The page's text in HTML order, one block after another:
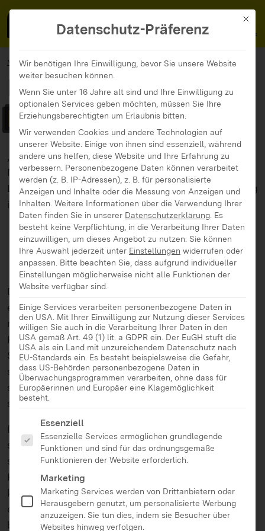
MENÜ
MedienFokus BW ... Materialien Durchs Jahr mit klicksafe
Durchs Jahr mit
klicksafe
„Durchs Jahr mit klicksafe – 12 Einheiten
Medienpädagogik für die Grundschule” bietet einen
Leitfaden, den Sie bereits in die Schuljahresplanung
integrieren können.
Die Einheiten sowie 4 Zusatzprojekte ermöglichen
eine altersgerechte Gestaltung des
medienpädagogischen Unterrichts für die
Klassenstufe 2 bis 6. Ziel der 12 Einheiten ist es, die
Schüler*innen ab der Grundschule für die Risiken
sowie Möglichkeiten in ihrer Nutzung zu
sensibilisieren, damit sie selbstbestimmter und
sicherer im Internet agieren können.
Damit Sie Ihren Unterricht effizient planen können,
sind alle Einheiten klar strukturiert und können
schnell umgesetzt werden. Entstanden ist das
Konzept aus der Zusammenarbeit mit dem
klicksafe Children’s Panel. Das Children’s Panel ist
eine Fokusgruppe aus Schüler*innen im Alter von 7
bis 11 Jahren.
Mit
Datenschutz-Präferenz
Wir benötigen Ihre Einwilligung, bevor Sie unsere Website
weiter besuchen können.
Wenn Sie unter 16 Jahre alt sind und Ihre Einwilligung zu
optionalen Services geben möchten, müssen Sie Ihre
Erziehungsberechtigten um Erlaubnis bitten.
Wir verwenden Cookies und andere Technologien auf
unserer Website. Einige von ihnen sind essenziell, während
andere uns helfen, diese Website und Ihre Erfahrung zu
verbessern. Personenbezogene Daten können verarbeitet
werden (z. B. IP-Adressen), z. B. für personalisierte
Anzeigen und Inhalte oder die Messung von Anzeigen und
Inhalten. Weitere Informationen über die Verwendung Ihrer
Daten finden Sie in unserer Datenschutzerklärung Es
besteht keine Verpflichtung, in die Verarbeitung Ihrer Daten
einzuwilligen, um dieses Angebot zu nutzen. Sie können
Ihre Auswahl jederzeit unter Einstellungen widerrufen oder
anpassen. Bitte beachten Sie, dass aufgrund individueller
Einstellungen möglicherweise nicht alle Funktionen der
Website verfügbar sind.
Einige Services verarbeiten personenbezogene Daten in
den USA. Mit Ihrer Einwilligung zur Nutzung dieser Services
willigen Sie auch in die Verarbeitung Ihrer Daten in den
USA gemäß Art. 49 (1) lit. a GDPR ein. Der EuGH stuft die
USA als ein Land mit unzureichendem Datenschutz nach
EU-Standards ein. Es besteht beispielsweise die Gefahr,
dass US-Behörden personenbezogene Daten in
Überwachungsprogrammen verarbeiten, ohne dass für
Europäerinnen und Europäer eine Klagemöglichkeit
besteht.
Es folgt eine Liste der Service-Gruppen, für die eine
Essenziell
Essenzielle Services ermöglichen grundlegende
Funktionen und sind für das ordnungsgemäße
Funktionieren der Website erforderlich.
Marketing
Marketing Services werden von Drittanbietern oder
Herausgebern genutzt, um personalisierte Werbung
anzuzeigen. Sie tun dies, indem sie Besucher über
Websites hinweg verfolgen.